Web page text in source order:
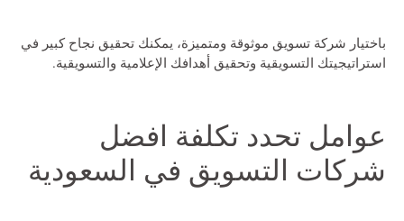
باختيار شركة تسويق موثوقة ومتميزة، يمكنك تحقيق نجاح كبير في
استراتيجيتك التسويقية وتحقيق أهدافك الإعلامية والتسويقية.
عوامل تحدد تكلفة افضل
شركات التسويق في السعودية